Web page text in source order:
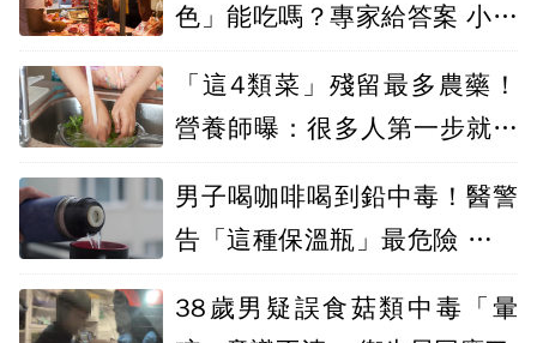
色」能吃嗎？專家給答案 小心
「這4類菜」殘留最多農藥！
營養師曝：很多人第一步就洗
男子喝咖啡喝到鉛中毒！醫警
告「這種保溫瓶」最危險 別再
38歲男疑誤食菇類中毒「暈